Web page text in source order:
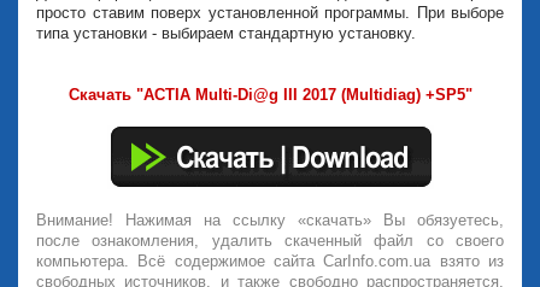
просто ставим поверх установленной программы. При выборе
типа установки - выбираем стандартную установку.
Скачать "ACTIA Multi-Di@g III 2017 (Multidiag) +SP5"
Внимание! Нажимая на ссылку «скачать» Вы обязуетесь,
после ознакомления, удалить скаченный файл со своего
компьютера. Всё содержимое сайта CarInfo.com.ua взято из
свободных источников, и также свободно распространяется.